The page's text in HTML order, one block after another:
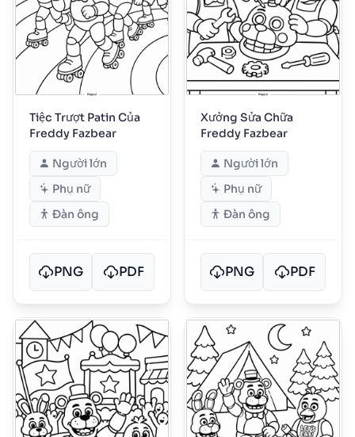
Tiệc Trượt Patin Của
Freddy Fazbear
Người lớn
Phụ nữ
Đàn ông
PNG PDF
Xưởng Sửa Chữa
Freddy Fazbear
Người lớn
Phụ nữ
Đàn ông
PNG PDF